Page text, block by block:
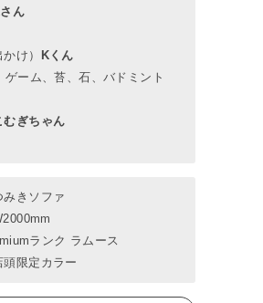
ん
け） Kくん
ゲーム、苔、石、バドミント
むぎちゃん
みきソファ
ランク ラムース
頭限定カラー